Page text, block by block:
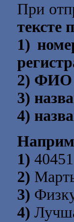
При
тексте
1)
2) ФИО
3)
4)
1) 40451
2)
3)
4)